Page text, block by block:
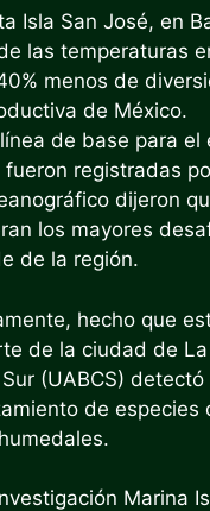
Isla San José, en
las temperaturas
menos de
de México.
de base para
registradas
dijeron
los mayores
de la región.
hecho que
de la ciudad de
(UABCS)
de
Marina